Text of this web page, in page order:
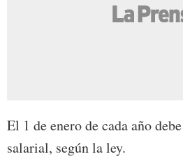
El 1 de enero de cada año
salarial, según la ley.